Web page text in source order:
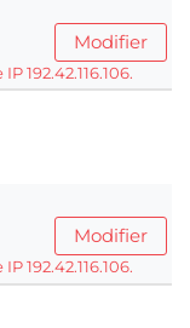
Modifier
192.42.116.106.
Modifier
192.42.116.106.